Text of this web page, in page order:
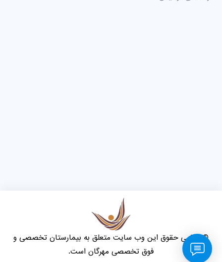
© تمامی حقوق این وب سایت متعلق به بیمارستان تخصصی و
فوق تخصصی مهرگان است.